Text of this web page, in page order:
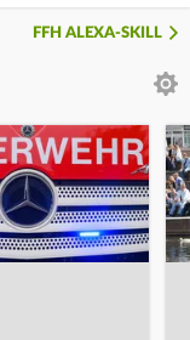
FFH ALEXA-SKILL